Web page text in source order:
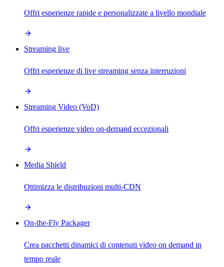
Offri esperienze rapide e personalizzate a livello mondiale
Streaming live
Offri esperienze di live streaming senza interruzioni
Streaming Video (VoD)
Offri esperienze video on-demand eccezionali
Media Shield
Ottimizza le distribuzioni multi-CDN
On-the-Fly Packager
Crea pacchetti dinamici di contenuti video on demand in
tempo reale